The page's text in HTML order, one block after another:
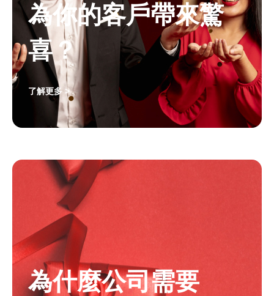
為什麼公司需要
為你的客戶帶來驚
喜？
了解更多 >